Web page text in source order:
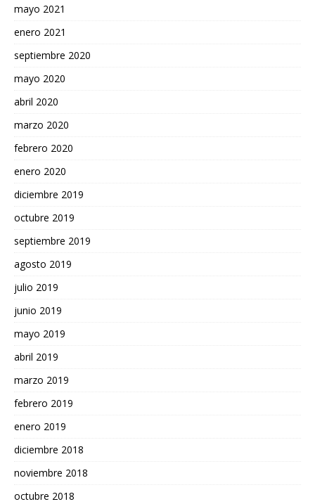
mayo 2021
enero 2021
septiembre 2020
mayo 2020
abril 2020
marzo 2020
febrero 2020
enero 2020
diciembre 2019
octubre 2019
septiembre 2019
agosto 2019
julio 2019
junio 2019
mayo 2019
abril 2019
marzo 2019
febrero 2019
enero 2019
diciembre 2018
noviembre 2018
octubre 2018